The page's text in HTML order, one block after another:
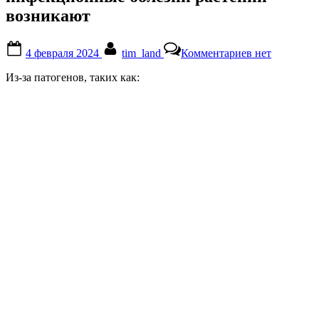
возникают
on
4 февраля 2024 tim_land Комментариевзаписи
нет
Из-за патогенов, таких как: